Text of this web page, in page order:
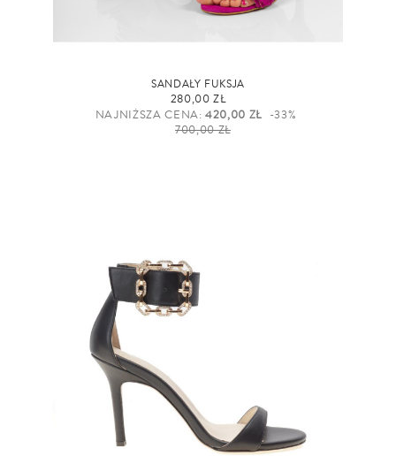
SANDAŁY FUKSJA
280,00 ZŁ
NAJNIŻSZA CENA:420,00 ZŁ -33%
700,00 ZŁ